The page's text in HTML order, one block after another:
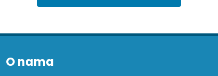
O nama